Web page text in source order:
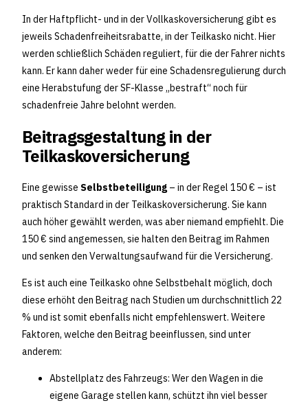
In der Haftpflicht- und in der Vollkaskoversicherung gibt es
jeweils Schadenfreiheitsrabatte, in der Teilkasko nicht. Hier
werden schließlich Schäden reguliert, für die der Fahrer nichts
kann. Er kann daher weder für eine Schadensregulierung durch
eine Herabstufung der SF-Klasse „bestraft“ noch für
schadenfreie Jahre belohnt werden.
Beitragsgestaltung in der
Teilkaskoversicherung
Eine gewisse Selbstbeteiligung – in der Regel 150 € – ist
praktisch Standard in der Teilkaskoversicherung. Sie kann
auch höher gewählt werden, was aber niemand empfiehlt. Die
150 € sind angemessen, sie halten den Beitrag im Rahmen
und senken den Verwaltungsaufwand für die Versicherung.
Es ist auch eine Teilkasko ohne Selbstbehalt möglich, doch
diese erhöht den Beitrag nach Studien um durchschnittlich 22
% und ist somit ebenfalls nicht empfehlenswert. Weitere
Faktoren, welche den Beitrag beeinflussen, sind unter
anderem:
Abstellplatz des Fahrzeugs: Wer den Wagen in die
eigene Garage stellen kann, schützt ihn viel besser